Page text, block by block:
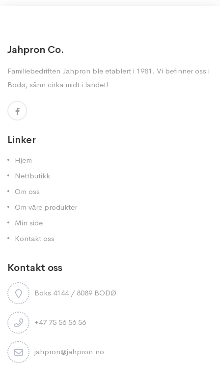
Jahpron Co.
Familiebedriften Jahpron ble etablert i 1981. Vi befinner oss i
Bodø, sånn cirka midt i landet!
Linker
Hjem
Nettbutikk
Om oss
Om våre produkter
Min side
Kontakt oss
Kontakt oss
Boks 4144 / 8089 BODØ
+47 75 56 56 56
jahpron@jahpron.no